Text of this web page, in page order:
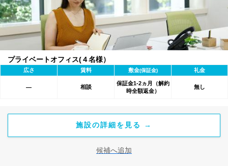
プライベートオフィス(４名様）
広さ 賃料 敷金(保証金) 礼金
― 相談
保証金1-2ヵ月（解約
時全額返金）
無し
施設の詳細を見る →
候補へ追加